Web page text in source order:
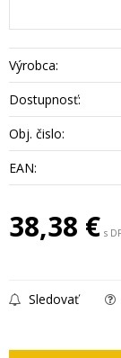
Výrobca:
Dostupnosť:
Obj. čislo:
EAN:
38,38 € s
Sledovať